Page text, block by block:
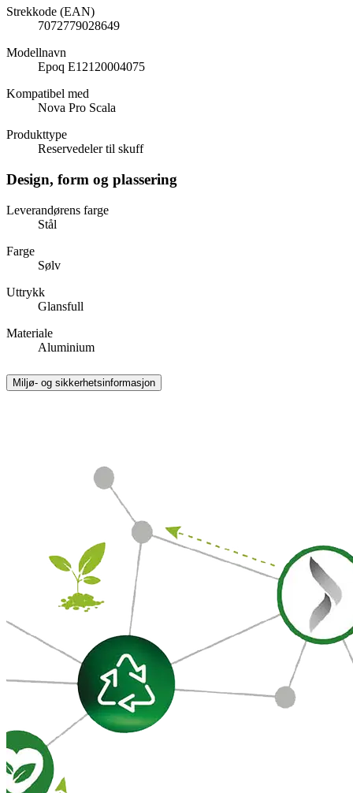
Strekkode (EAN)
7072779028649
Modellnavn
Epoq E12120004075
Kompatibel med
Nova Pro Scala
Produkttype
Reservedeler til skuff
Design, form og plassering
Leverandørens farge
Stål
Farge
Sølv
Uttrykk
Glansfull
Materiale
Aluminium
Miljø- og sikkerhetsinformasjon